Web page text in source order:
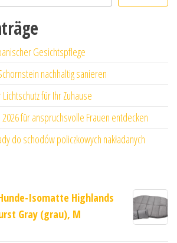
Gesichtspflege
nachhaltig sanieren
für Ihr Zuhause
für anspruchsvolle Frauen entdecken
do schodów policzkowych nakładanych
Isomatte Highlands
Gray (grau), M